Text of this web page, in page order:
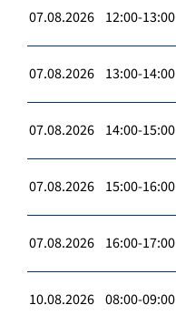
07.08.2026 12:00-13:00
07.08.2026 13:00-14:00
07.08.2026 14:00-15:00
07.08.2026 15:00-16:00
07.08.2026 16:00-17:00
10.08.2026 08:00-09:00